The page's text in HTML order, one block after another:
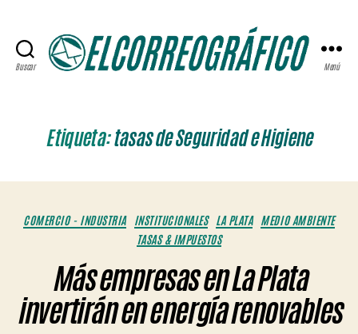
Buscar Menú
Etiqueta:tasas de Seguridad e Higiene
Categorías
COMERCIO - INDUSTRIA INSTITUCIONALES LA PLATA MEDIO AMBIENTE
TASAS & IMPUESTOS
Más empresas en La Plata
invertirán en energía renovables